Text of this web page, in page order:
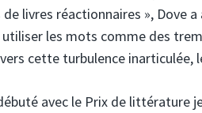
livres réactionnaires », Dove
les mots comme des
cette turbulence inarticulée,
avec le Prix de littérature